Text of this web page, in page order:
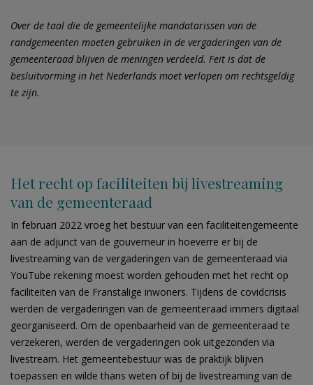
Over de taal die de gemeentelijke mandatarissen van de
randgemeenten moeten gebruiken in de vergaderingen van de
gemeenteraad blijven de meningen verdeeld. Feit is dat de
besluitvorming in het Nederlands moet verlopen om rechtsgeldig
te zijn.
Het recht op faciliteiten bij livestreaming
van de gemeenteraad
In februari 2022 vroeg het bestuur van een faciliteitengemeente
aan de adjunct van de gouverneur in hoeverre er bij de
livestreaming van de vergaderingen van de gemeenteraad via
YouTube rekening moest worden gehouden met het recht op
faciliteiten van de Franstalige inwoners. Tijdens de covidcrisis
werden de vergaderingen van de gemeenteraad immers digitaal
georganiseerd. Om de openbaarheid van de gemeenteraad te
verzekeren, werden de vergaderingen ook uitgezonden via
livestream. Het gemeentebestuur was de praktijk blijven
toepassen en wilde thans weten of bij de livestreaming van de